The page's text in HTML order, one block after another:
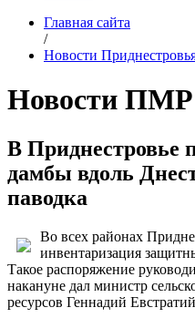
Главная сайта
/
Новости
Новости ПМР
В Приднестровье
дамбы вдоль
паводка
Во всех районах
инвентаризация
Такое распоряжение
накануне дал министр
ресурсов Геннадий